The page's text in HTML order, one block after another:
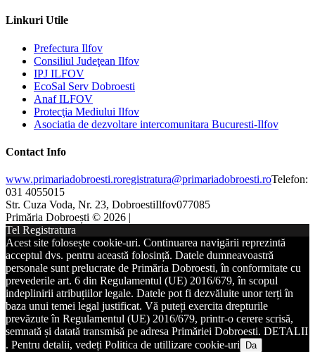
Linkuri Utile
Prefectura Ilfov
Consiliul Judeţean Ilfov
IPJ ILFOV
EcoSal Serv Dobroesti
Anaf ILFOV
Protecţia Mediului Ilfov
Asociatia de dezvoltare intercomunitara Bucuresti-Ilfov
Contact Info
www.primariadobroesti.roregistratura@primariadobroesti.roTelefon:
031 4055015
Str. Cuza Voda, Nr. 23, DobroestiIlfov077085
Primăria Dobroești © 2026 |
Tel Registratura
Acest site folosește cookie-uri. Continuarea navigării reprezintă
acceptul dvs. pentru această folosință. Datele dumneavoastră
personale sunt prelucrate de Primăria Dobroesti, în conformitate cu
prevederile art. 6 din Regulamentul (UE) 2016/679, în scopul
indeplinirii atribuțiilor legale. Datele pot fi dezvăluite unor terți în
baza unui temei legal justificat. Vă puteți exercita drepturile
prevăzute în Regulamentul (UE) 2016/679, printr-o cerere scrisă,
semnată și datată transmisă pe adresa Primăriei Dobroesti. DETALII
. Pentru detalii, vedeți Politica de utillizare cookie-uri
Da